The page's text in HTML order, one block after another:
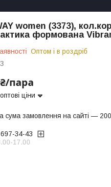
women (3373),
формована
Оптом і в роздріб
пара
ціни
сума замовлення на сайті —
34-43
17.00